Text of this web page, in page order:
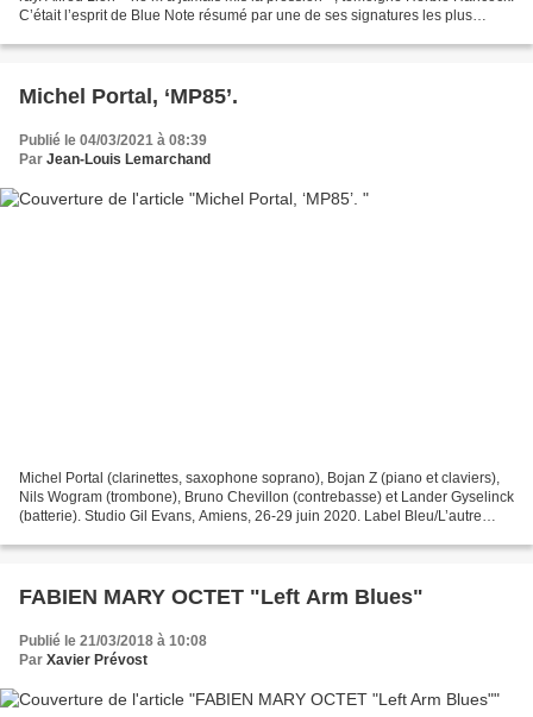
C’était l’esprit de Blue Note résumé par une de ses signatures les plus
Michel Portal, ‘MP85’.
Publié le 04/03/2021 à 08:39
Par Jean-Louis Lemarchand
Michel Portal (clarinettes, saxophone soprano), Bojan Z (piano et claviers),
Nils Wogram (trombone), Bruno Chevillon (contrebasse) et Lander Gyselinck
(batterie). Studio Gil Evans, Amiens, 26-29 juin 2020. Label Bleu/L’autre
FABIEN MARY OCTET "Left Arm Blues"
Publié le 21/03/2018 à 10:08
Par Xavier Prévost